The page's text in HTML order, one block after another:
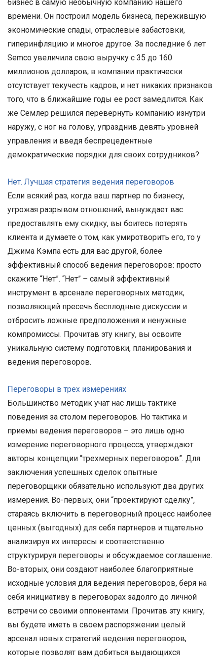
бизнес в самую необычную компанию нашего
времени. Он построил модель бизнеса, пережившую
экономические спады, отраслевые забастовки,
гиперинфляцию и многое другое. За последние 6 лет
Semco увеличила свою выручку с 35 до 160
миллионов долларов; в компании практически
отсутствует текучесть кадров, и нет никаких признаков
того, что в ближайшие годы ее рост замедлится. Как
же Семлер решился перевернуть компанию изнутри
наружу, с ног на голову, упразднив девять уровней
управления и введя беспрецедентные
демократические порядки для своих сотрудников?
Нет. Лучшая стратегия ведения переговоров
Если всякий раз, когда ваш партнер по бизнесу,
угрожая разрывом отношений, вынуждает вас
предоставлять ему скидку, вы боитесь потерять
клиента и думаете о том, как умиротворить его, то у
Джима Кэмпа есть для вас другой, более
эффективный способ ведения переговоров: просто
скажите “Нет”. “Нет” – самый эффективный
инструмент в арсенале переговорных методик,
позволяющий пресечь бесплодные дискуссии и
отбросить ложные предположения и ненужные
компромиссы. Прочитав эту книгу, вы освоите
уникальную систему подготовки, планирования и
ведения переговоров.
Переговоры в трех измерениях
Большинство методик учат нас лишь тактике
поведения за столом переговоров. Но тактика и
приемы ведения переговоров – это лишь одно
измерение переговорного процесса, утверждают
авторы концепции “трехмерных переговоров”. Для
заключения успешных сделок опытные
переговорщики обязательно используют два других
измерения. Во-первых, они “проектируют сделку”,
стараясь включить в переговорный процесс наиболее
ценных (выгодных) для себя партнеров и тщательно
анализируя их интересы и соответственно
структурируя переговоры и обсуждаемое соглашение.
Во-вторых, они создают наиболее благоприятные
исходные условия для ведения переговоров, беря на
себя инициативу в переговорах задолго до личной
встречи со своими оппонентами. Прочитав эту книгу,
вы будете иметь в своем распоряжении целый
арсенал новых стратегий ведения переговоров,
которые позволят вам добиться выдающихся